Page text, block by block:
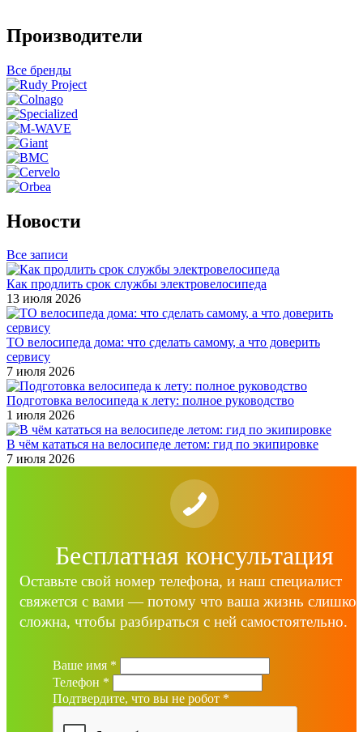
Производители
Все бренды
Новости
Все записи
Как продлить срок службы электровелосипеда
13 июля 2026
ТО велосипеда дома: что сделать самому, а что доверить
сервису
7 июля 2026
Подготовка велосипеда к лету: полное руководство
1 июля 2026
В чём кататься на велосипеде летом: гид по экипировке
7 июля 2026
Бесплатная консультация
Оставьте свой номер телефона, и наш специалист
свяжется с вами — потому что ваша жизнь
сложна, чтобы разбираться с ней самостоятельно.
Ваше имя *
Телефон *
Подтвердите, что вы не робот *